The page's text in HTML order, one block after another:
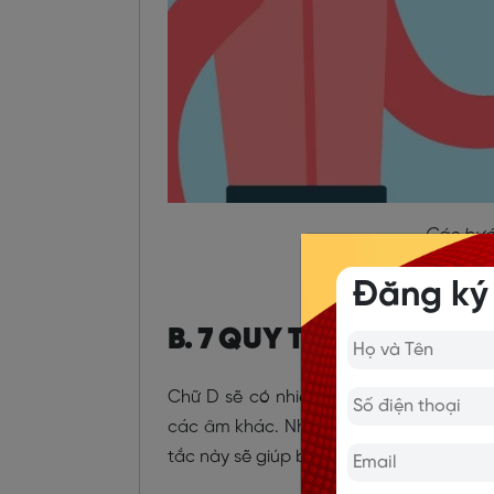
Các
B. 7 QUY TẮC ĐỂ PHÁT
Chữ D sẽ có nhiều quy tắc biến thể
các âm khác. Nhưng nhìn chung
tắc này sẽ giúp bạn phát âm các từ có
Đăng ký